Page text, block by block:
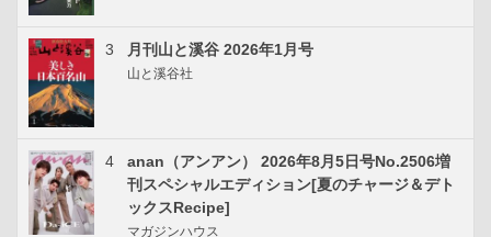
3 月刊山と溪谷 2026年1月号
山と溪谷社
4
anan（アンアン） 2026年8月5日号No.2506増
刊スペシャルエディション[夏のチャージ＆デト
ックスRecipe]
マガジンハウス